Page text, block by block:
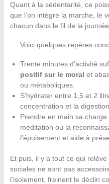
Quant à la sédentarité, ce
que l’on intègre la marche, le
chacun dans le fil de la journée.
Voici quelques repères
Trente minutes d’activité
positif sur le moral et
ou métaboliques.
S’hydrater entre 1,5 et 2
concentration et la
Prendre en main sa
méditation ou la
l’épuisement et aide à
Et puis, il y a tout ce qui
sociales ne sont pas
l’isolement, freinent le déclin